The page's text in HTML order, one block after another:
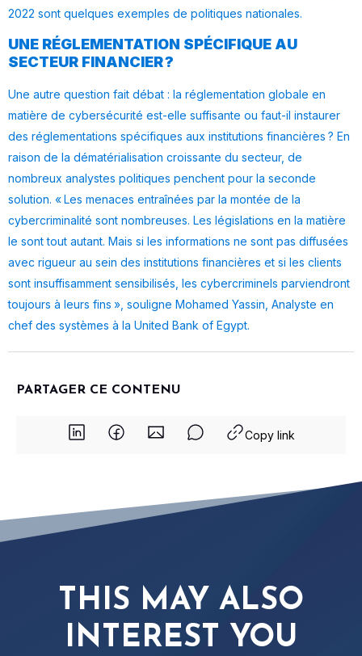
2022 sont quelques exemples de politiques nationales.
UNE RÉGLEMENTATION SPÉCIFIQUE AU
SECTEUR FINANCIER ?
Une autre question fait débat : la réglementation globale en
matière de cybersécurité est-elle suffisante ou faut-il instaurer
des réglementations spécifiques aux institutions financières ? En
raison de la dématérialisation croissante du secteur, de
nombreux analystes politiques penchent pour la seconde
solution. « Les menaces entraînées par la montée de la
cybercriminalité sont nombreuses. Les législations en la matière
le sont tout autant. Mais si les informations ne sont pas diffusées
avec rigueur au sein des institutions financières et si les clients
sont insuffisamment sensibilisés, les cybercriminels parviendront
toujours à leurs fins », souligne Mohamed Yassin, Analyste en
chef des systèmes à la United Bank of Egypt.
PARTAGER CE CONTENU
Copy link
THIS MAY ALSO
INTEREST YOU